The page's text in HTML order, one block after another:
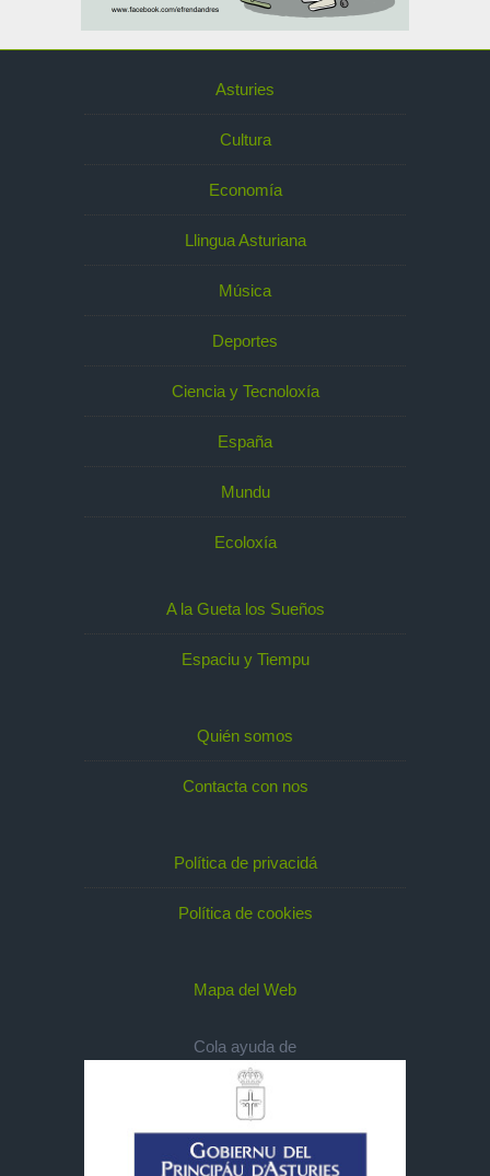
Asturies
Cultura
Economía
Llingua Asturiana
Música
Deportes
Ciencia y Tecnoloxía
España
Mundu
Ecoloxía
A la Gueta los Sueños
Espaciu y Tiempu
Quién somos
Contacta con nos
Política de privacidá
Política de cookies
Mapa del Web
Cola ayuda de